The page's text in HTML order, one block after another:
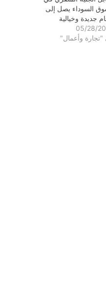
السوداء يصل إلى
جديدة وخيالية
05/28/
وأعمال"